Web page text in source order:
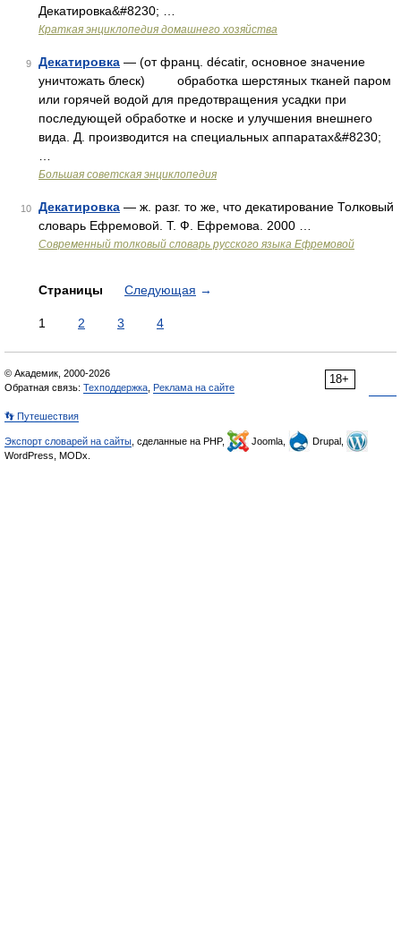
Декатировка&#8230; …
Краткая энциклопедия домашнего хозяйства
9 Декатировка — (от франц. décatir, основное значение
уничтожать блеск) обработка шерстяных тканей паром
или горячей водой для предотвращения усадки при
последующей обработке и носке и улучшения внешнего
вида. Д. производится на специальных аппаратах&#8230;
Большая советская энциклопедия
10 Декатировка — ж. разг. то же, что декатирование Толковый
словарь Ефремовой. Т. Ф. Ефремова. 2000 …
Современный толковый словарь русского языка Ефремовой
Страницы Следующая →
1 2 3 4
18+
© Академик, 2000-2026
Обратная связь: Техподдержка Реклама на сайте
👣 Путешествия
Экспорт словарей на сайты , сделанные на PHP, Joomla,
Drupal,
WordPress, MODx.